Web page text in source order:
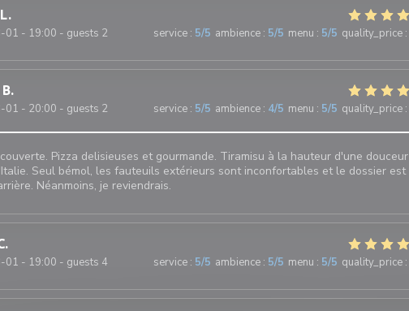
L
01 - 19:00 - guests 2 service : 5/5 ambience : 5/5 menu : 5/5 quality_price :
B
01 - 20:00 - guests 2 service : 5/5 ambience : 4/5 menu : 5/5 quality_price :
Pizza delisieuses et gourmande. Tiramisu à la hauteur d'une douceur
Seul bémol, les fauteuils extérieurs sont inconfortables et le dossier est
Néanmoins, je reviendrais.
01 - 19:00 - guests 4 service : 5/5 ambience : 5/5 menu : 5/5 quality_price :